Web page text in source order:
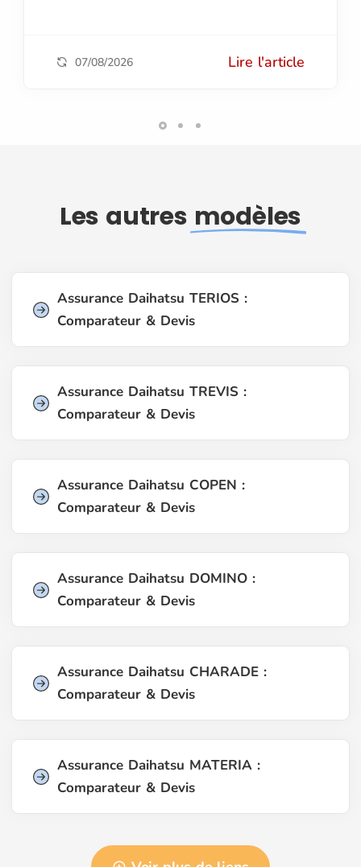
07/08/2026 Lire l'article
Les autres modèles
Assurance Daihatsu TERIOS :
Comparateur & Devis
Assurance Daihatsu TREVIS :
Comparateur & Devis
Assurance Daihatsu COPEN :
Comparateur & Devis
Assurance Daihatsu DOMINO :
Comparateur & Devis
Assurance Daihatsu CHARADE :
Comparateur & Devis
Assurance Daihatsu MATERIA :
Comparateur & Devis